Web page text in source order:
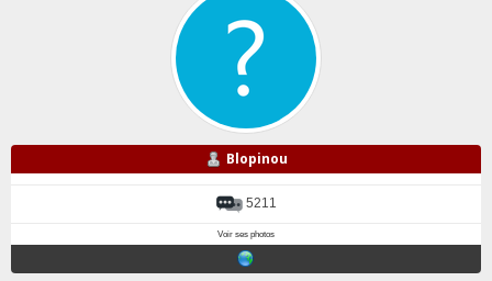
Blopinou
5211
Voir ses photos